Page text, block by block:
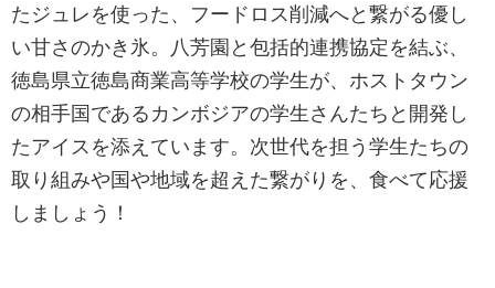
たジュレを使った、フードロス削減へと繋がる優し
い甘さのかき氷。八芳園と包括的連携協定を結ぶ、
徳島県立徳島商業高等学校の学生が、ホストタウン
の相手国であるカンボジアの学生さんたちと開発し
たアイスを添えています。次世代を担う学生たちの
取り組みや国や地域を超えた繋がりを、食べて応援
しましょう！